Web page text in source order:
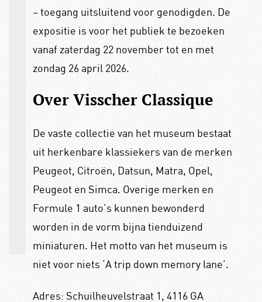
– toegang uitsluitend voor genodigden. De
expositie is voor het publiek te bezoeken
vanaf zaterdag 22 november tot en met
zondag 26 april 2026.
Over Visscher Classique
De vaste collectie van het museum bestaat
uit herkenbare klassiekers van de merken
Peugeot, Citroën, Datsun, Matra, Opel,
Peugeot en Simca. Overige merken en
Formule 1 auto’s kunnen bewonderd
worden in de vorm bijna tienduizend
miniaturen. Het motto van het museum is
niet voor niets ‘A trip down memory lane’.
Adres: Schuilheuvelstraat 1, 4116 GA